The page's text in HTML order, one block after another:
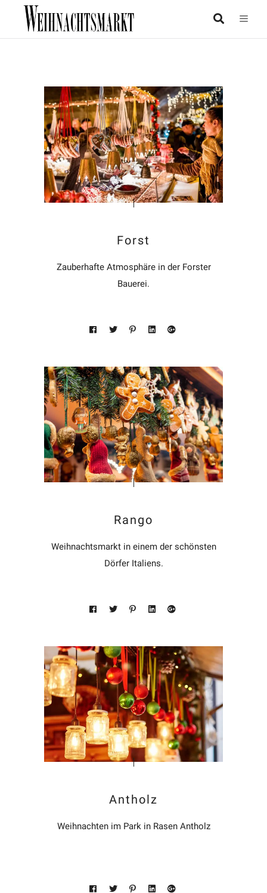
Forst
Zauberhafte Atmosphäre in der Forster
Bauerei.
Rango
Weihnachtsmarkt in einem der schönsten
Dörfer Italiens.
Antholz
Weihnachten im Park in Rasen Antholz